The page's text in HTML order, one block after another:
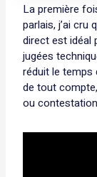
La première
parlais, j’ai cru
direct est idéal
jugées
réduit le temps
de tout
ou